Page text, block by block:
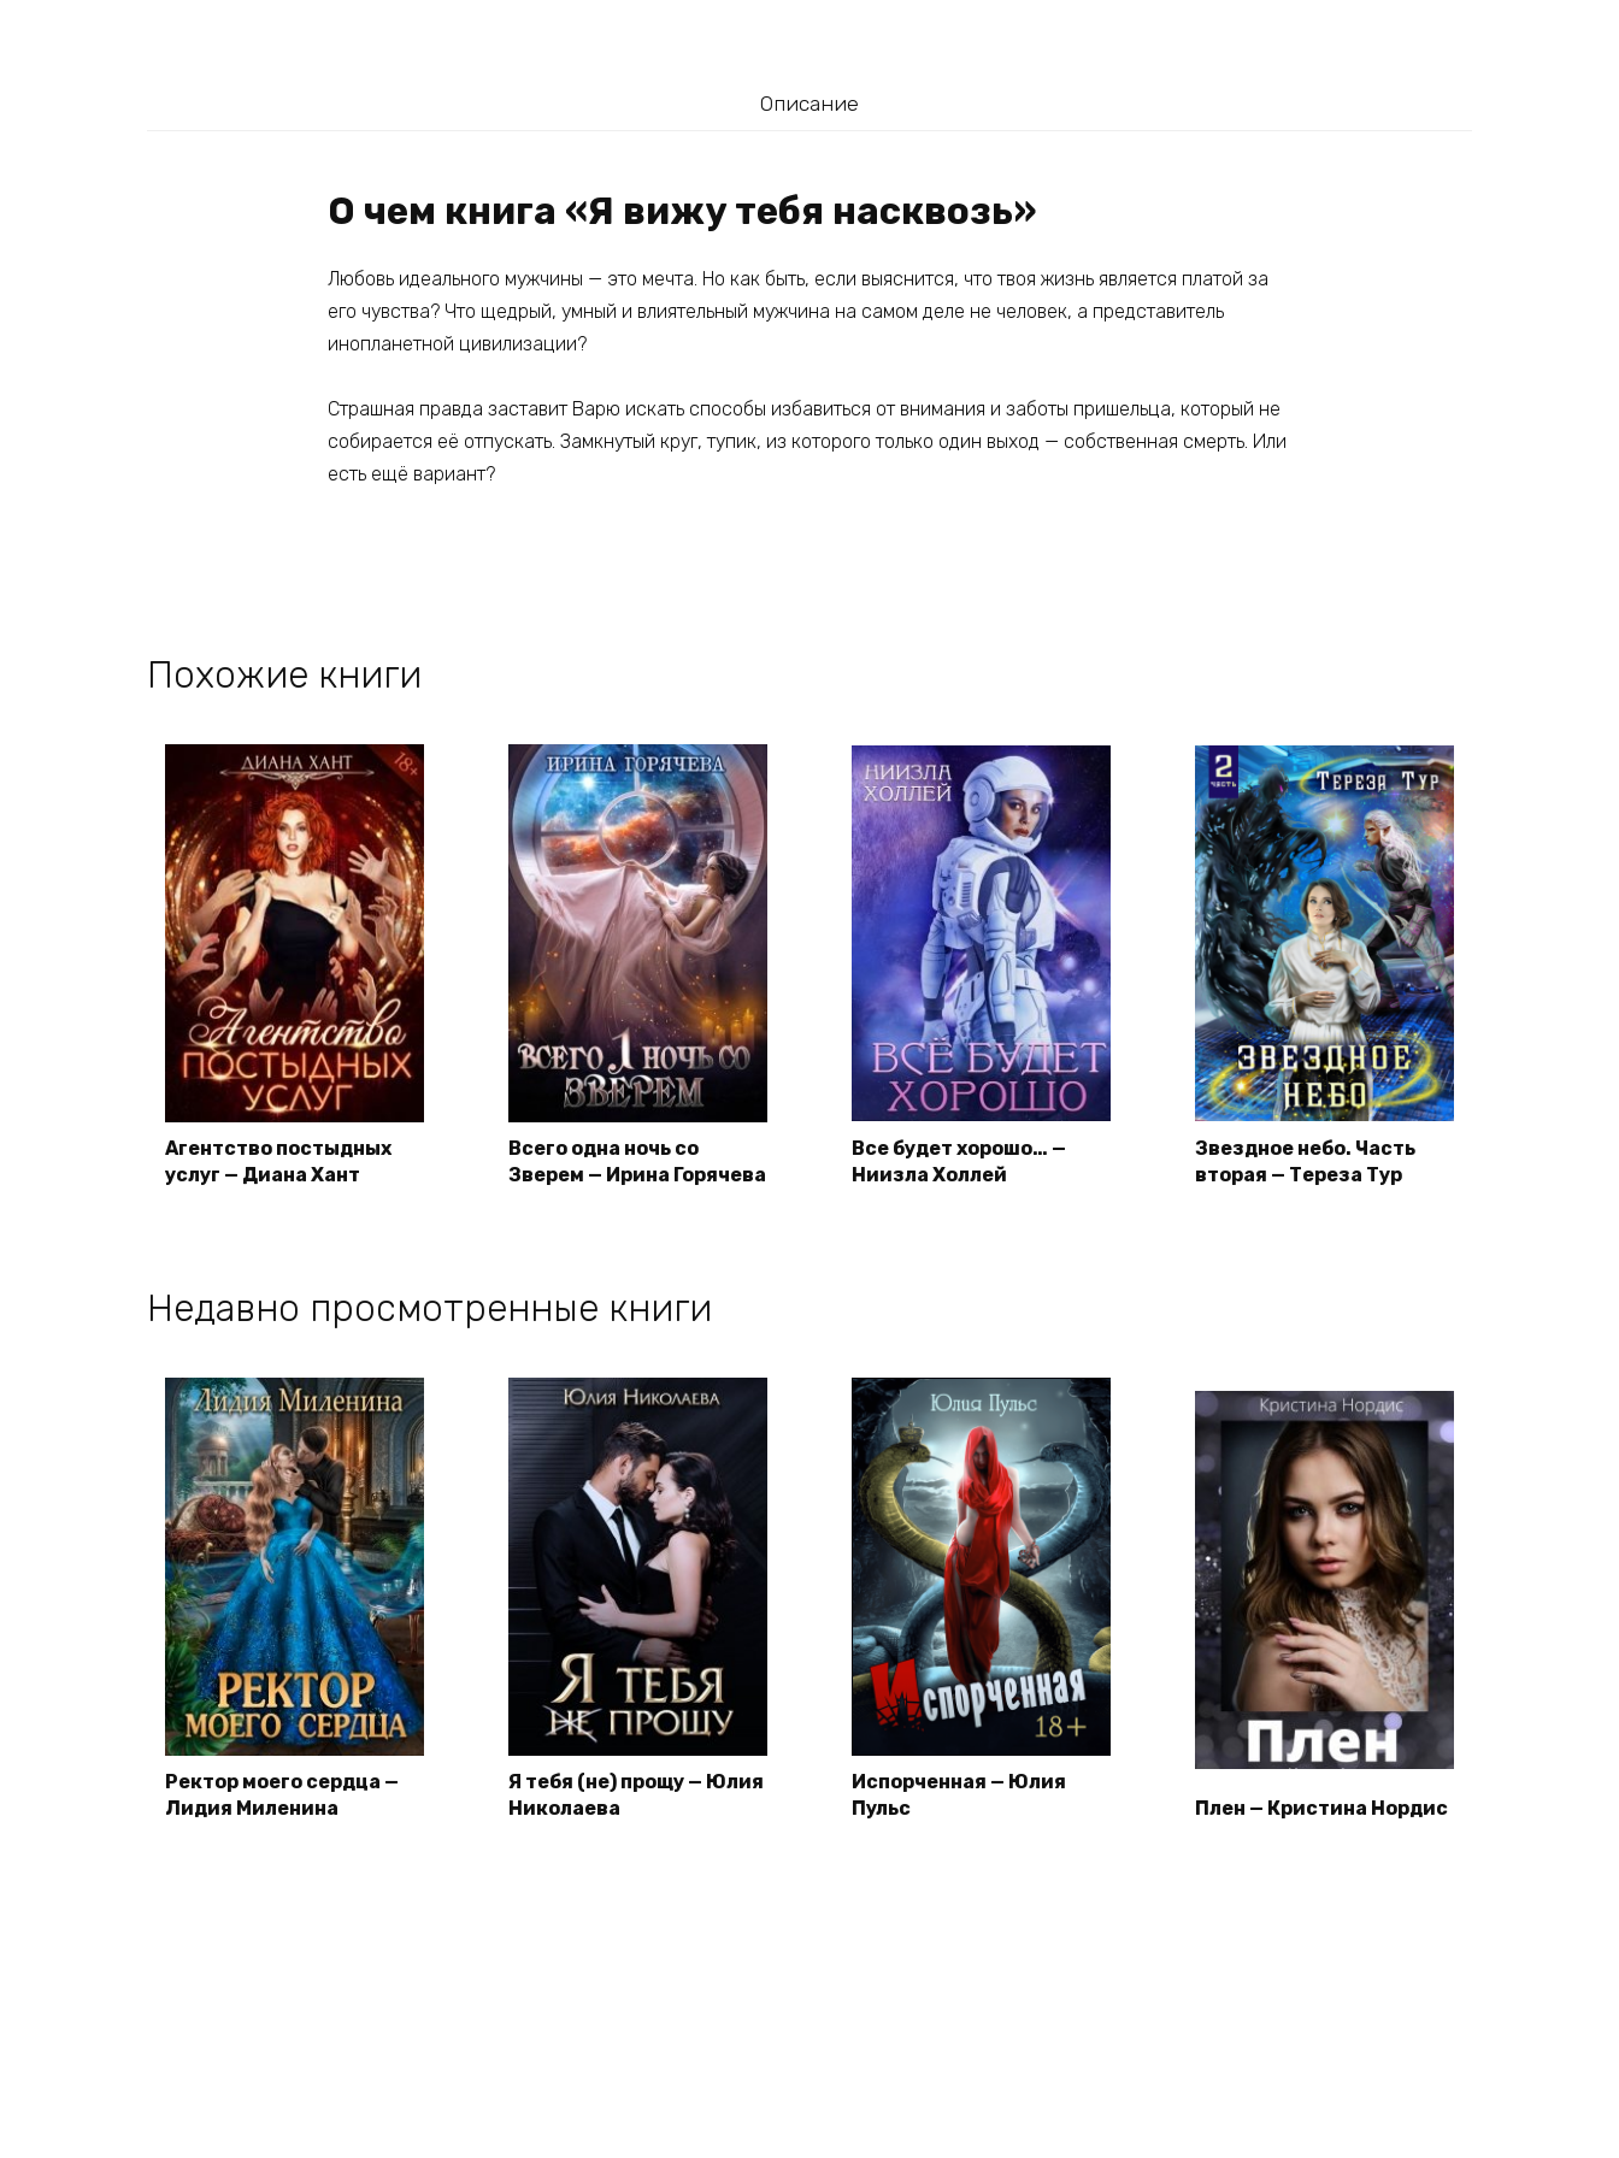
Описание
О чем книга «Я вижу тебя насквозь»
Любовь идеального мужчины — это мечта. Но как быть, если выяснится, что твоя жизнь является платой за
его чувства? Что щедрый, умный и влиятельный мужчина на самом деле не человек, а представитель
инопланетной цивилизации?
Страшная правда заставит Варю искать способы избавиться от внимания и заботы пришельца, который не
собирается её отпускать. Замкнутый круг, тупик, из которого только один выход — собственная смерть. Или
есть ещё вариант?
Похожие книги
Агентство постыдных
услуг — Диана Хант
Всего одна ночь со
Зверем — Ирина Горячева
Все будет хорошо… —
Ниизла Холлей
Звездное небо. Часть
вторая — Тереза Тур
Недавно просмотренные книги
Ректор моего сердца —
Лидия Миленина
Я тебя (не) прощу — Юлия
Николаева
Испорченная — Юлия
Пульс
Плен — Кристина Нордис